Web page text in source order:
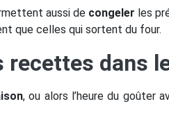
aussi de congeler les
que celles qui sortent du four.
recettes dans
, ou alors l’heure du goûter